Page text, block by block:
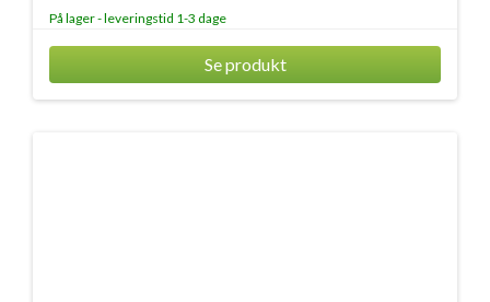
På lager - leveringstid 1-3 dage
Se produkt